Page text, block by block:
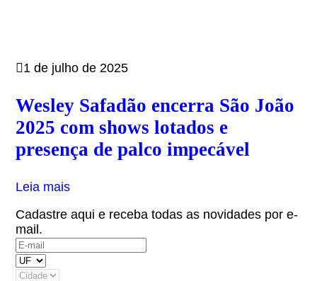
1 de julho de 2025
Wesley Safadão encerra São João
2025 com shows lotados e
presença de palco impecável
Leia mais
Cadastre aqui e receba todas as novidades por e-
mail.